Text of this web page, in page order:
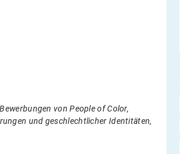
von People of Color,
und geschlechtlicher Identitäten,